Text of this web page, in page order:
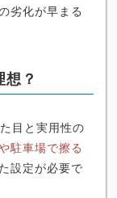
劣化が早まる
？
目と実用性の
駐車場で擦る
設定が必要で